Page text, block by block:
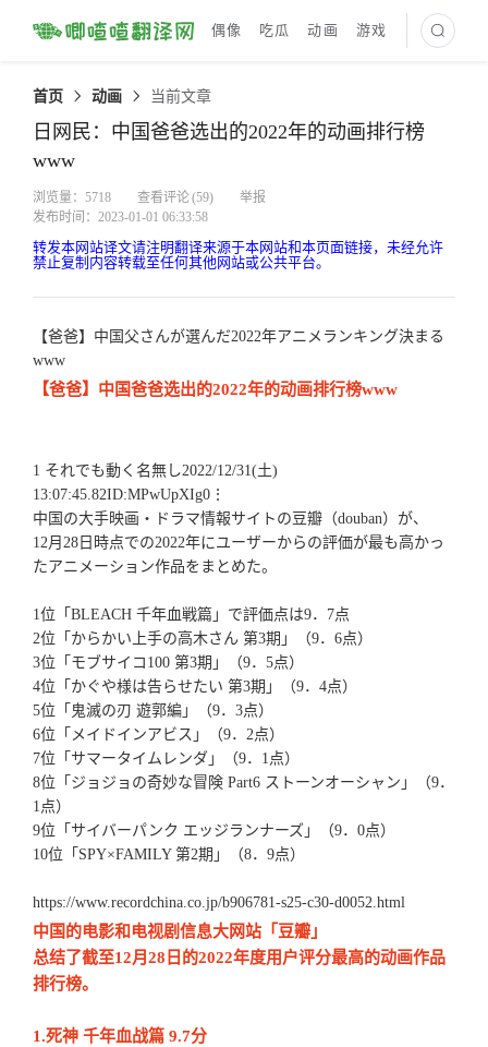
偶像 吃瓜 动画 游戏 最新译文
首页 动画 当前文章
日网民：中国爸爸选出的2022年的动画排行榜
www
浏览量：5718 查看评论(59)
举报
发布时间：2023-01-01 06:33:58
转发本网站译文请注明翻译来源于本网站和本页面链接，未经允许
禁止复制内容转载至任何其他网站或公共平台。
【爸爸】中国父さんが選んだ2022年アニメランキング決まる
www
【爸爸】中国爸爸选出的2022年的动画排行榜www
1 それでも動く名無し2022/12/31(土)
13:07:45.82ID:MPwUpXIg0⋮
中国の大手映画・ドラマ情報サイトの豆瓣（douban）が、
12月28日時点での2022年にユーザーからの評価が最も高かっ
たアニメーション作品をまとめた。
1位「BLEACH 千年血戦篇」で評価点は9．7点
2位「からかい上手の高木さん 第3期」（9．6点）
3位「モブサイコ100 第3期」（9．5点）
4位「かぐや様は告らせたい 第3期」（9．4点）
5位「鬼滅の刃 遊郭編」（9．3点）
6位「メイドインアビス」（9．2点）
7位「サマータイムレンダ」（9．1点）
8位「ジョジョの奇妙な冒険 Part6 ストーンオーシャン」（9．
1点）
9位「サイバーパンク エッジランナーズ」（9．0点）
10位「SPY×FAMILY 第2期」（8．9点）
https://www.recordchina.co.jp/b906781-s25-c30-d0052.html
中国的电影和电视剧信息大网站「豆瓣」
总结了截至12月28日的2022年度用户评分最高的动画作品
排行榜。
1.死神 千年血战篇 9.7分